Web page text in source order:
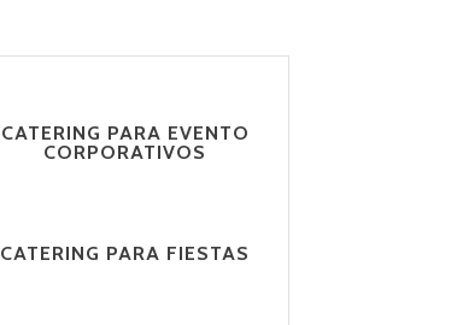
CATERING PARA EVENTO
CORPORATIVOS
CATERING PARA FIESTAS